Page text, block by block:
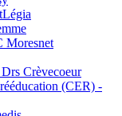
Moresnet
Crèvecoeur
(CER) -